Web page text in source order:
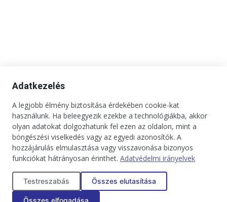
Kapcsolat Impresszum Médiaajánlat
Jogi tudnivalók
Adatkezelési tájékoztató
Adatkezelés
A legjobb élmény biztosítása érdekében cookie-kat
használunk. Ha beleegyezik ezekbe a technológiákba, akkor
olyan adatokat dolgozhatunk fel ezen az oldalon, mint a
böngészési viselkedés vagy az egyedi azonosítók. A
hozzájárulás elmulasztása vagy visszavonása bizonyos
funkciókat hátrányosan érinthet. Adatvédelmi irányelvek
Testreszabás Összes elutasítása
Összes elfogadása